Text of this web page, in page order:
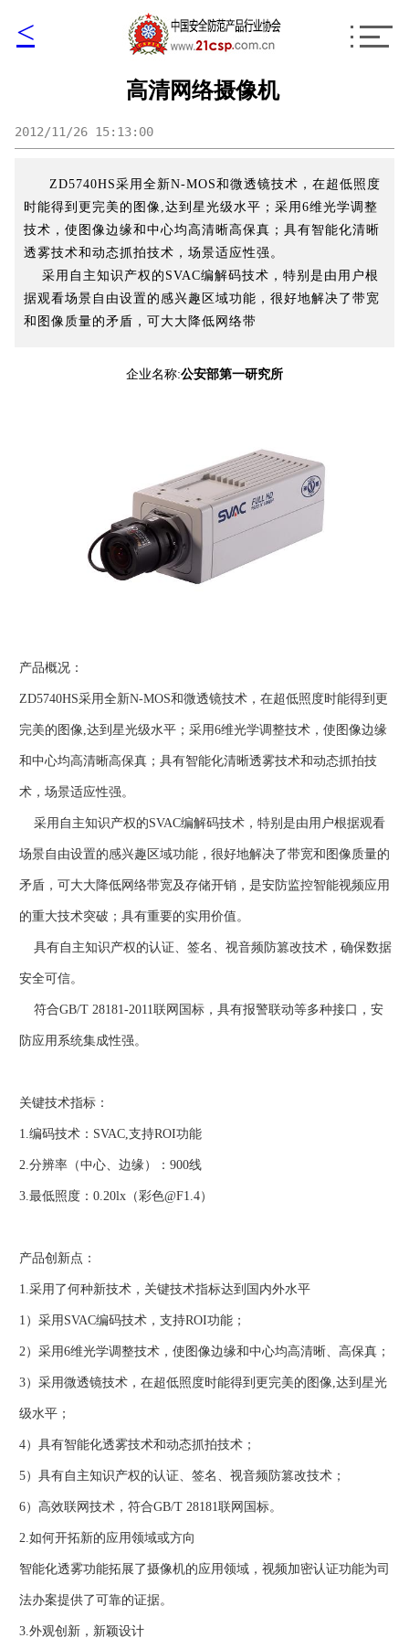
<
高清网络摄像机
2012/11/26 15:13:00
ZD5740HS采用全新N-MOS和微透镜技术，在超低照度
时能得到更完美的图像,达到星光级水平；采用6维光学调整
技术，使图像边缘和中心均高清晰高保真；具有智能化清晰
透雾技术和动态抓拍技术，场景适应性强。
采用自主知识产权的SVAC编解码技术，特别是由用户根
据观看场景自由设置的感兴趣区域功能，很好地解决了带宽
和图像质量的矛盾，可大大降低网络带
企业名称:公安部第一研究所
产品概况：
ZD5740HS采用全新N-MOS和微透镜技术，在超低照度时能得到更
完美的图像,达到星光级水平；采用6维光学调整技术，使图像边缘
和中心均高清晰高保真；具有智能化清晰透雾技术和动态抓拍技
术，场景适应性强。
采用自主知识产权的SVAC编解码技术，特别是由用户根据观看
场景自由设置的感兴趣区域功能，很好地解决了带宽和图像质量的
矛盾，可大大降低网络带宽及存储开销，是安防监控智能视频应用
的重大技术突破；具有重要的实用价值。
具有自主知识产权的认证、签名、视音频防篡改技术，确保数据
安全可信。
符合GB/T 28181-2011联网国标，具有报警联动等多种接口，安
防应用系统集成性强。
关键技术指标：
1.编码技术：SVAC,支持ROI功能
2.分辨率（中心、边缘）：900线
3.最低照度：0.20lx（彩色@F1.4）
产品创新点：
1.采用了何种新技术，关键技术指标达到国内外水平
1）采用SVAC编码技术，支持ROI功能；
2）采用6维光学调整技术，使图像边缘和中心均高清晰、高保真；
3）采用微透镜技术，在超低照度时能得到更完美的图像,达到星光
级水平；
4）具有智能化透雾技术和动态抓拍技术；
5）具有自主知识产权的认证、签名、视音频防篡改技术；
6）高效联网技术，符合GB/T 28181联网国标。
2.如何开拓新的应用领域或方向
智能化透雾功能拓展了摄像机的应用领域，视频加密认证功能为司
法办案提供了可靠的证据。
3.外观创新，新颖设计